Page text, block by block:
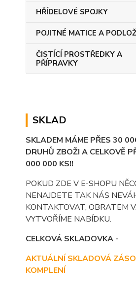
HŘÍDELOVÉ SPOJKY
POJITNÉ MATICE A
ČISTÍCÍ PROSTŘEDKY A
PŘÍPRAVKY
SKLAD
SKLADEM MÁME PŘES 30
DRUHŮ ZBOŽI A CELKOVĚ
000 000 KS!!
POKUD ZDE V E-SHOPU
NENAJDETE TAK NÁS
KONTAKTOVAT, OBRATEM
VYTVOŘÍME NABÍDKU.
CELKOVÁ SKLADOVKA -
AKTUÁLNÍ SKLADOVÁ
KOMPLENÍ